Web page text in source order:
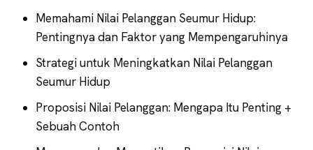
Memahami Nilai Pelanggan Seumur Hidup:
Pentingnya dan Faktor yang Mempengaruhinya
Strategi untuk Meningkatkan Nilai Pelanggan
Seumur Hidup
Proposisi Nilai Pelanggan: Mengapa Itu Penting +
Sebuah Contoh